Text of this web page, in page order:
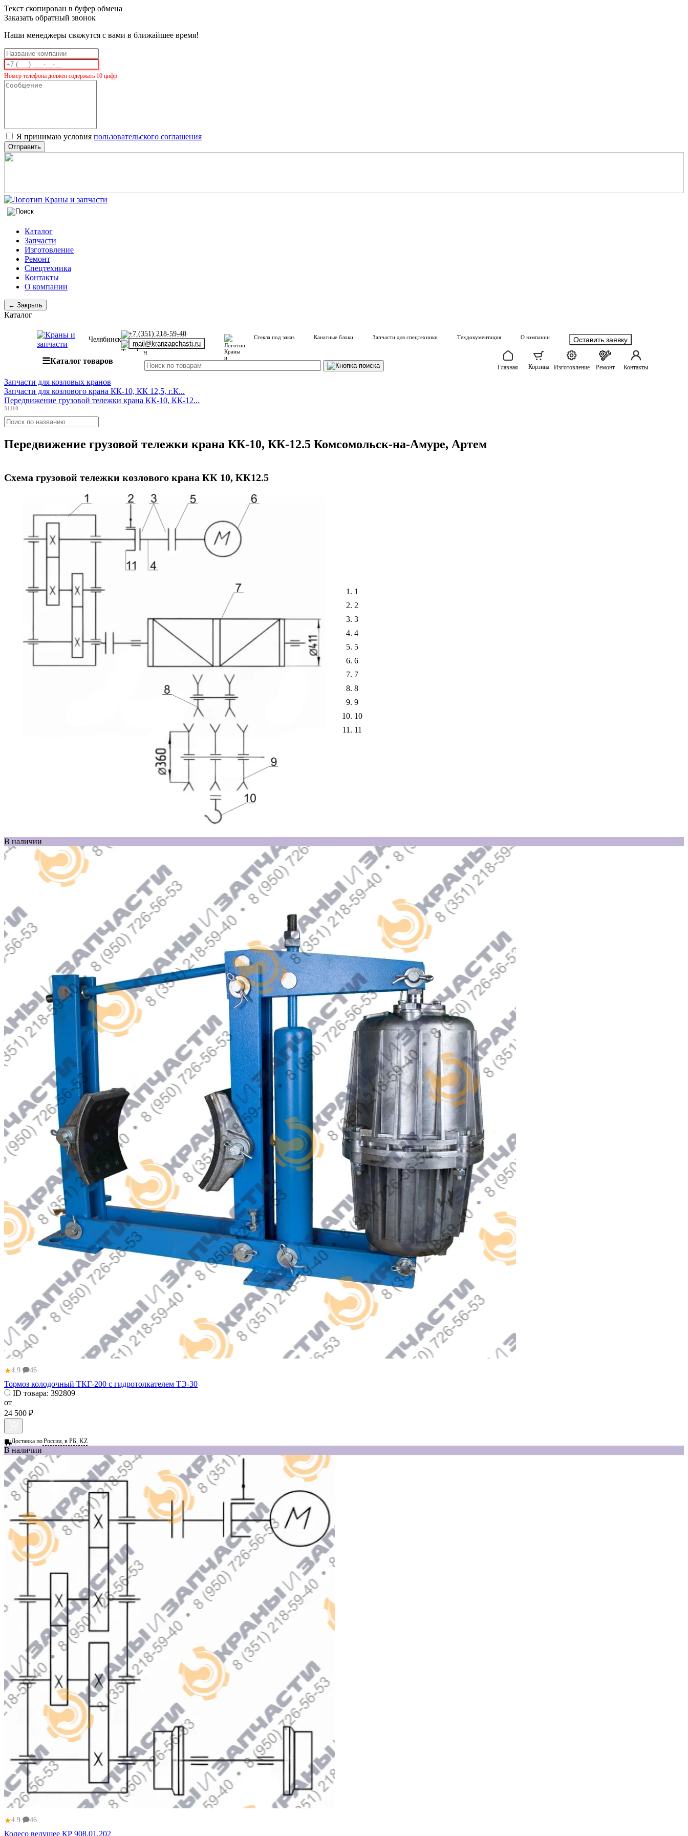
Текст скопирован в буфер обмена
Заказать обратный звонок
Наши менеджеры свяжутся с вами в ближайшее время!
Номер телефона должен содержать 10 цифр.
Я принимаю условия пользовательского соглашения
Отправить
Каталог
Запчасти
Изготовление
Ремонт
Спецтехника
Контакты
О компании
← Закрыть
Каталог
Челябинск
+7 (351) 218-59-40
mail@kranzapchasti.ru
Стекла под заказ Канатные блоки Запчасти для спецтехники Техдокументация О компании Оставить заявку
☰Каталог товаров
Главная Корзина Изготовление Ремонт Контакты
Запчасти для козловых кранов
Запчасти для козлового крана КК-10, КК 12,5, г.К...
Передвижение грузовой тележки крана КК-10, КК-12...
31110
Передвижение грузовой тележки крана КК-10, КК-12.5 Комсомольск-на-Амуре, Артем
Схема грузовой тележки козлового крана КК 10, КК12.5
1
2
3
4
5
6
7
8
9
10
11
В наличии
★4.9 46
Тормоз колодочный ТКГ-200 с гидротолкателем ТЭ-30
ID товара: 392809
от
24 500 ₽
Доставка поРоссии, в РБ, KZ
В наличии
★4.9 46
Колесо ведущее КР 908.01.202